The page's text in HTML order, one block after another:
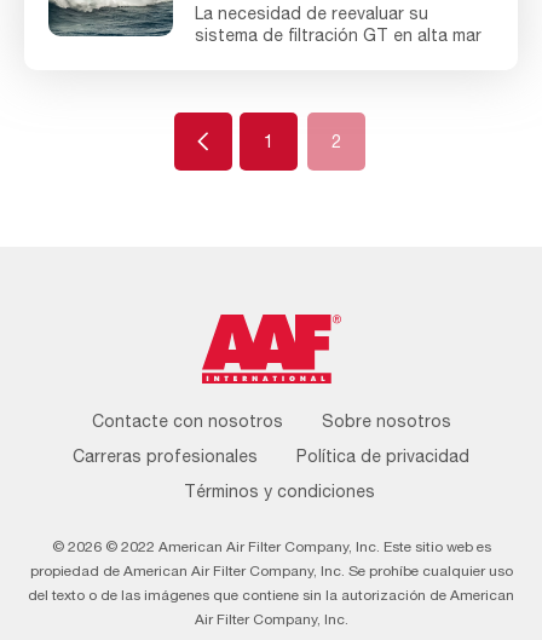
La necesidad de reevaluar su
sistema de filtración GT en alta mar
Previous
1 2
Footer
Menu
Contacte con nosotros
Sobre nosotros
Carreras profesionales
Política de privacidad
Términos y condiciones
© 2026 © 2022 American Air Filter Company, Inc. Este sitio web es
propiedad de American Air Filter Company, Inc. Se prohíbe cualquier uso
del texto o de las imágenes que contiene sin la autorización de American
Air Filter Company, Inc.